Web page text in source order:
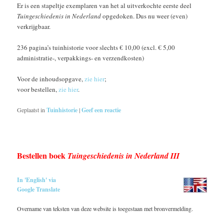
Er is een stapeltje exemplaren van het al uitverkochte eerste deel
Tuingeschiedenis in Nederlandopgedoken. Dus nu weer (even)
verkrijgbaar.
236 pagina’s tuinhistorie voor slechts € 10,00 (excl. € 5,00
administratie-, verpakkings- en verzendkosten)
Voor de inhoudsopgave,zie hier;
voor bestellen,zie hier.
Geplaatst in Tuinhistorie|Geef een reactie
Bestellen boek Tuingeschiedenis in Nederland III
In 'English' via
Google Translate
Overname van teksten van deze website is toegestaan met bronvermelding.